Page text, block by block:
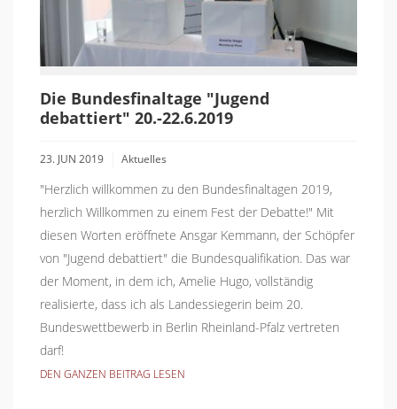
Die Bundesfinaltage "Jugend
debattiert" 20.-22.6.2019
23. JUN 2019 Aktuelles
"Herzlich willkommen zu den Bundesfinaltagen 2019,
herzlich Willkommen zu einem Fest der Debatte!" Mit
diesen Worten eröffnete Ansgar Kemmann, der Schöpfer
von "Jugend debattiert" die Bundesqualifikation. Das war
der Moment, in dem ich, Amelie Hugo, vollständig
realisierte, dass ich als Landessiegerin beim 20.
Bundeswettbewerb in Berlin Rheinland-Pfalz vertreten
darf!
DEN GANZEN BEITRAG LESEN